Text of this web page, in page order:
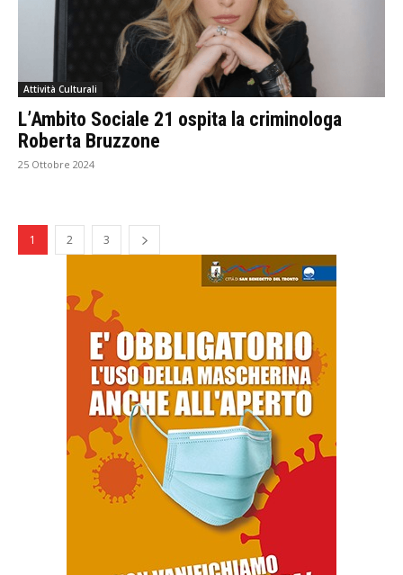
Attività Culturali
L’Ambito Sociale 21 ospita la criminologa
Roberta Bruzzone
25 Ottobre 2024
1 2 3